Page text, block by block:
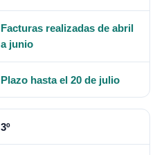
Facturas realizadas de abril
a junio
Plazo hasta el 20 de julio
3º